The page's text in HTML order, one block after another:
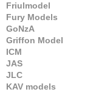
Friulmodel
Fury Models
GoNzA
Griffon Model
ICM
JAS
JLC
KAV models